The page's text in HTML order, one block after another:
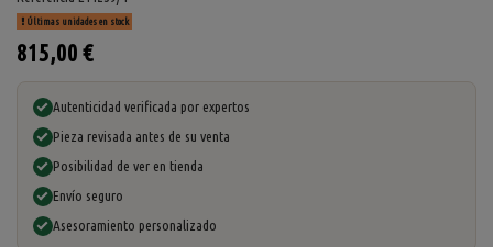
Últimas unidades en stock
815,00 €
Autenticidad verificada por expertos
Pieza revisada antes de su venta
Posibilidad de ver en tienda
Envío seguro
Asesoramiento personalizado